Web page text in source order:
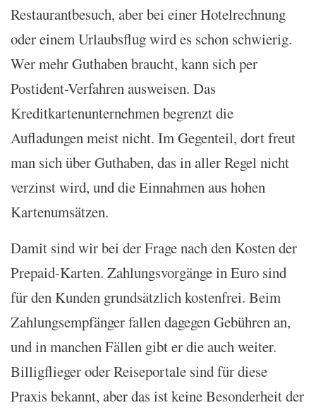
Restaurantbesuch, aber bei einer Hotelrechnung
oder einem Urlaubsflug wird es schon schwierig.
Wer mehr Guthaben braucht, kann sich per
Postident-Verfahren ausweisen. Das
Kreditkartenunternehmen begrenzt die
Aufladungen meist nicht. Im Gegenteil, dort freut
man sich über Guthaben, das in aller Regel nicht
verzinst wird, und die Einnahmen aus hohen
Kartenumsätzen.
Damit sind wir bei der Frage nach den Kosten der
Prepaid-Karten. Zahlungsvorgänge in Euro sind
für den Kunden grundsätzlich kostenfrei. Beim
Zahlungsempfänger fallen dagegen Gebühren an,
und in manchen Fällen gibt er die auch weiter.
Billigflieger oder Reiseportale sind für diese
Praxis bekannt, aber das ist keine Besonderheit der